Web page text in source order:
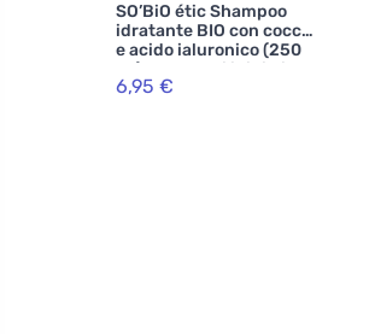
SO’BiO étic Shampoo
idratante BIO con cocco
e acido ialuronico (250
ml) - per tutti i tipi di
capelli
6,95 €